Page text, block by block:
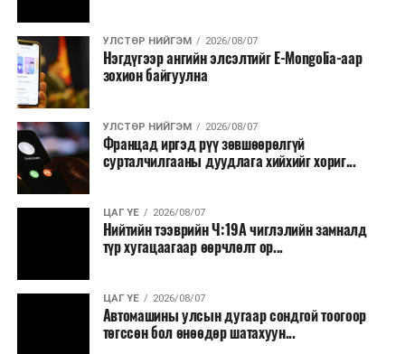
УЛСТӨР НИЙГЭМ 2026/08/07
Нэгдүгээр ангийн элсэлтийг E-Mongolia-аар
зохион байгуулна
УЛСТӨР НИЙГЭМ 2026/08/07
Францад иргэд рүү зөвшөөрөлгүй
сурталчилгааны дуудлага хийхийг хориг...
ЦАГ ҮЕ 2026/08/07
Нийтийн тээврийн Ч:19А чиглэлийн замналд
түр хугацаагаар өөрчлөлт ор...
ЦАГ ҮЕ 2026/08/07
Автомашины улсын дугаар сондгой тоогоор
төгссөн бол өнөөдөр шатахуун...